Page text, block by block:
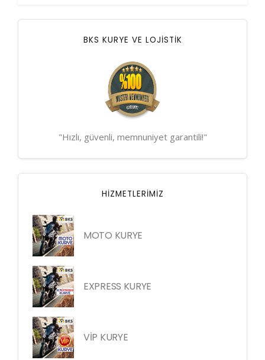
BKS KURYE VE LOJİSTİK
"Hızlı, güvenli, memnuniyet garantili!"
HIZMETLERIMIZ
MOTO KURYE
EXPRESS KURYE
VİP KURYE